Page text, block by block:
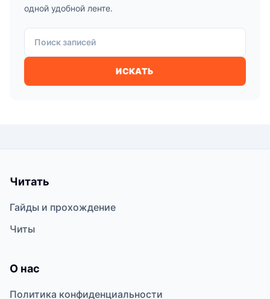
одной удобной ленте.
Поиск записей
ИСКАТЬ
Читать
Гайды и прохождение
Читы
О нас
Политика конфиденциальности